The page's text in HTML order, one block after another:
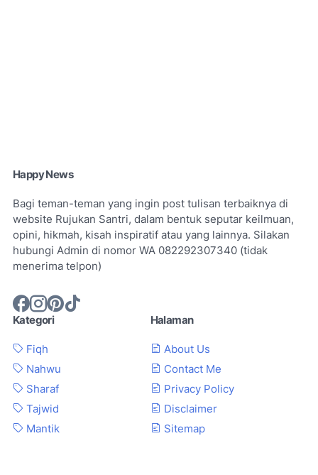
Happy News
Bagi teman-teman yang ingin post tulisan terbaiknya di
website Rujukan Santri, dalam bentuk seputar keilmuan,
opini, hikmah, kisah inspiratif atau yang lainnya. Silakan
hubungi Admin di nomor WA 082292307340 (tidak
menerima telpon)
Kategori
Fiqh
Nahwu
Sharaf
Tajwid
Mantik
Halaman
About Us
Contact Me
Privacy Policy
Disclaimer
Sitemap